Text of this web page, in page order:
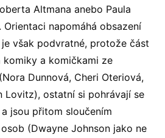
Altmana anebo Paula
Orientaci napomáhá obsazení
však podvratné, protože část
komiky a komičkami ze
(Nora Dunnová, Cheri Oteriová,
Lovitz), ostatní si pohrávají se
jsou přitom sloučením
(Dwayne Johnson jako ne